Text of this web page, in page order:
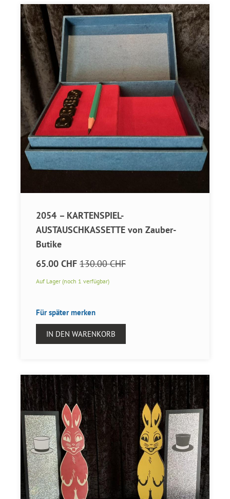
2054 – KARTENSPIEL-
AUSTAUSCHKASSETTE von Zauber-
Butike
65.00 CHF 130.00 CHF
Auf Lager (noch 1 verfügbar)
Für später merken
IN DEN WARENKORB